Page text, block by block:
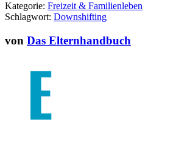
Kategorie: Freizeit & Familienleben
Schlagwort: Downshifting
von Das Elternhandbuch